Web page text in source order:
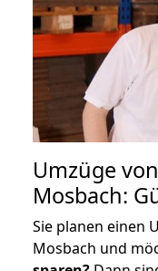
Umzüge
Mosbach:
Sie planen einen
Mosbach und